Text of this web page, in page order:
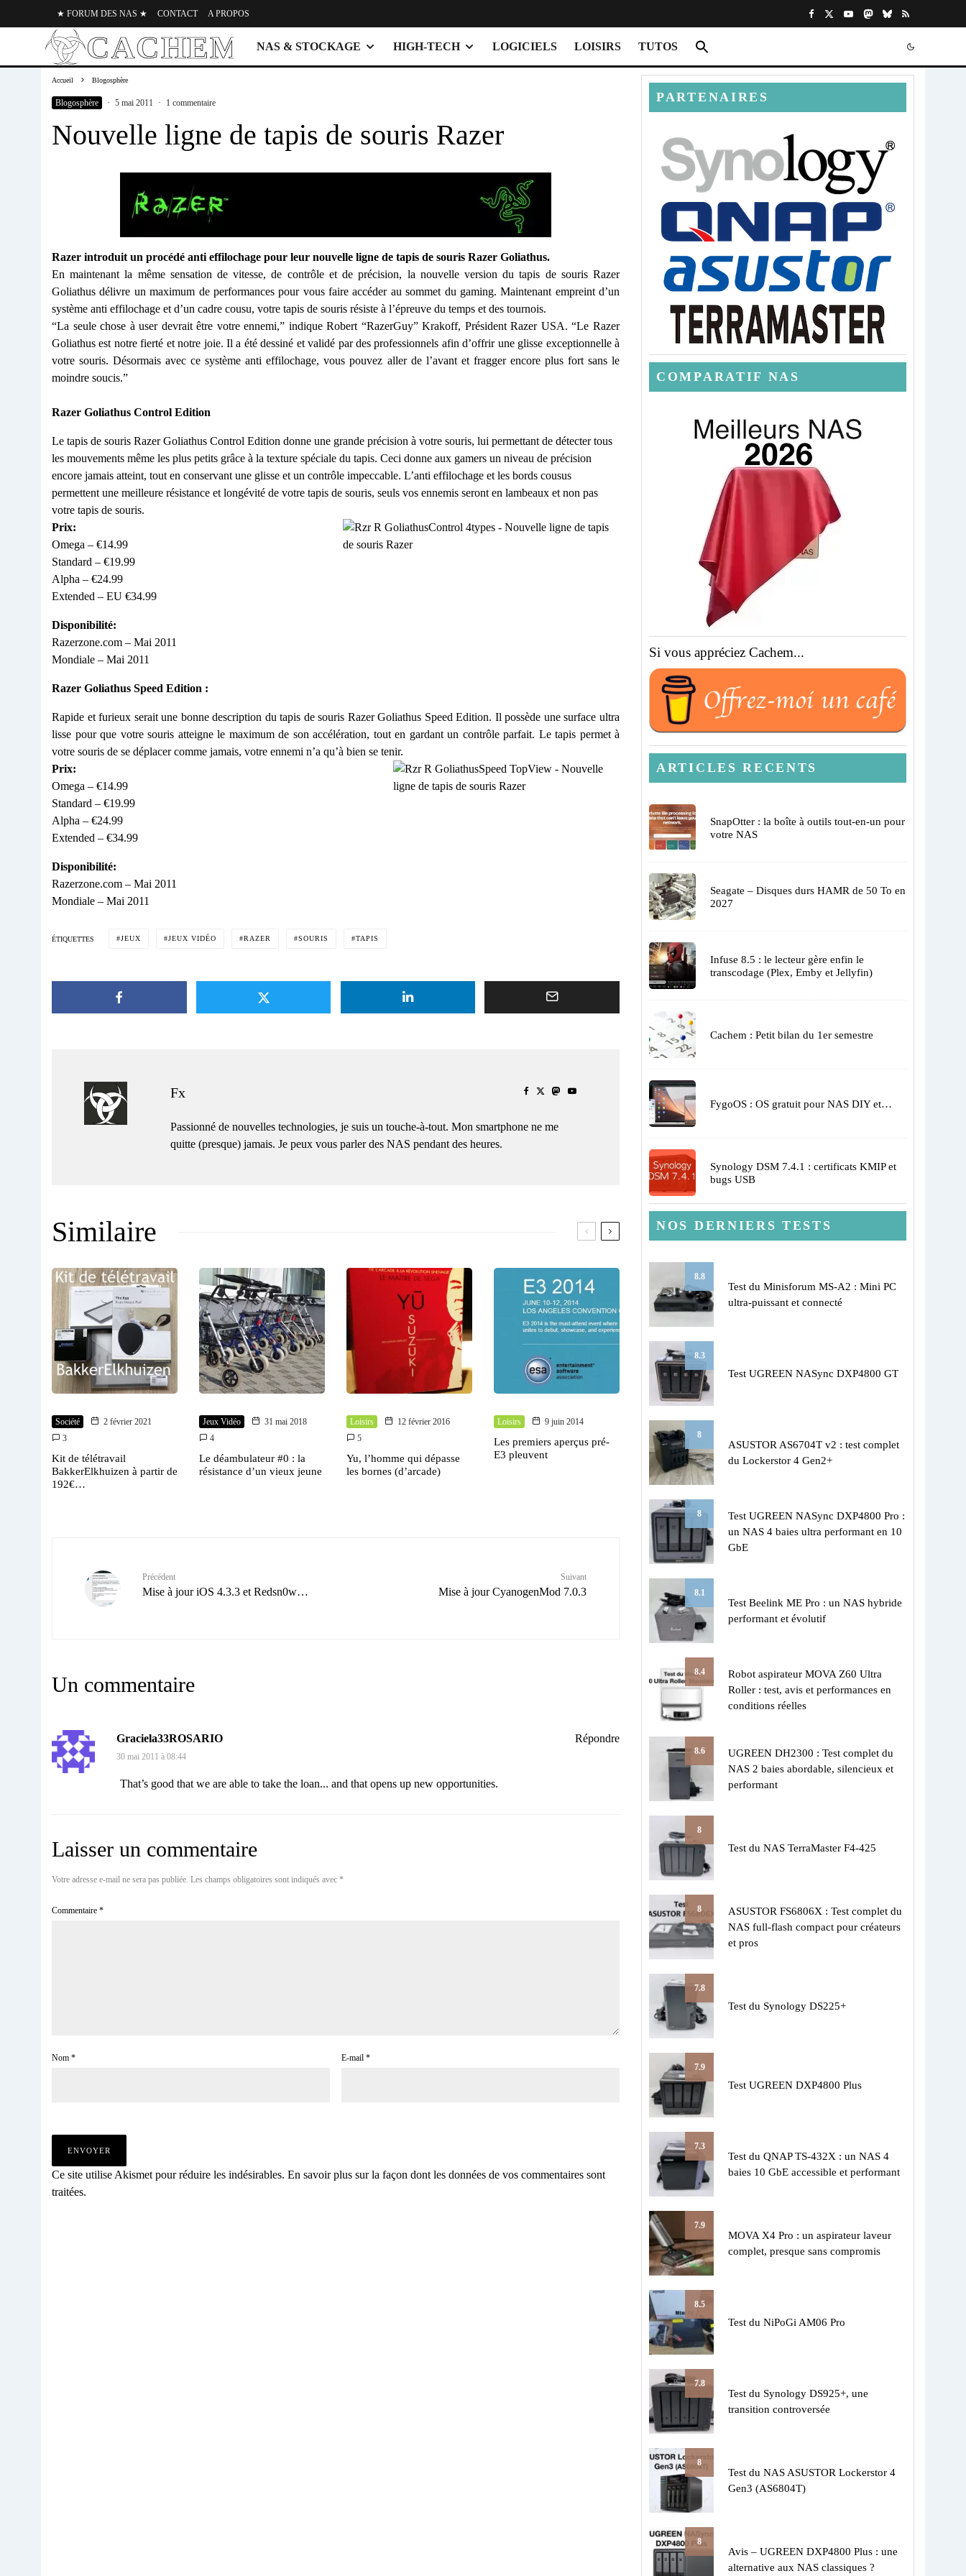
★ FORUM DES NAS ★ CONTACT A PROPOS
NAS & STOCKAGE HIGH-TECH LOGICIELS LOISIRS TUTOS
Accueil Blogosphère
Blogosphère · 5 mai 2011 · 1 commentaire
Nouvelle ligne de tapis de souris Razer
Razer introduit un procédé anti effilochage pour leur nouvelle ligne de tapis de souris Razer Goliathus.
En maintenant la même sensation de vitesse, de contrôle et de précision, la nouvelle version du tapis de souris Razer
Goliathus délivre un maximum de performances pour vous faire accéder au sommet du gaming. Maintenant empreint d’un
système anti effilochage et d’un cadre cousu, votre tapis de souris résiste à l’épreuve du temps et des tournois.
“La seule chose à user devrait être votre ennemi,” indique Robert “RazerGuy” Krakoff, Président Razer USA. “Le Razer
Goliathus est notre fierté et notre joie. Il a été dessiné et validé par des professionnels afin d’offrir une glisse exceptionnelle à
votre souris. Désormais avec ce système anti effilochage, vous pouvez aller de l’avant et fragger encore plus fort sans le
moindre soucis.”
Razer Goliathus Control Edition
Le tapis de souris Razer Goliathus Control Edition donne une grande précision à votre souris, lui permettant de détecter tous
les mouvements même les plus petits grâce à la texture spéciale du tapis. Ceci donne aux gamers un niveau de précision
encore jamais atteint, tout en conservant une glisse et un contrôle impeccable. L’anti effilochage et les bords cousus
permettent une meilleure résistance et longévité de votre tapis de souris, seuls vos ennemis seront en lambeaux et non pas
votre tapis de souris.
Prix:
Omega – €14.99
Standard – €19.99
Alpha – €24.99
Extended – EU €34.99
Disponibilité:
Razerzone.com – Mai 2011
Mondiale – Mai 2011
Razer Goliathus Speed Edition :
Rapide et furieux serait une bonne description du tapis de souris Razer Goliathus Speed Edition. Il possède une surface ultra
lisse pour que votre souris atteigne le maximum de son accélération, tout en gardant un contrôle parfait. Le tapis permet à
votre souris de se déplacer comme jamais, votre ennemi n’a qu’à bien se tenir.
Prix:
Omega – €14.99
Standard – €19.99
Alpha – €24.99
Extended – €34.99
Disponibilité:
Razerzone.com – Mai 2011
Mondiale – Mai 2011
ÉTIQUETTES JEUX JEUX VIDÉO RAZER SOURIS TAPIS
Fx
Passionné de nouvelles technologies, je suis un touche-à-tout. Mon smartphone ne me
quitte (presque) jamais. Je peux vous parler des NAS pendant des heures.
Similaire
Société
2 février 2021
3
Kit de télétravail
BakkerElkhuizen à partir de
192€…
Jeux Vidéo
31 mai 2018
4
Le déambulateur #0 : la
résistance d’un vieux jeune
Loisirs
12 février 2016
5
Yu, l’homme qui dépasse
les bornes (d’arcade)
Loisirs 9 juin 2014
Les premiers aperçus pré-
E3 pleuvent
Précédent
Mise à jour iOS 4.3.3 et Redsn0w…
Suivant
Mise à jour CyanogenMod 7.0.3
Un commentaire
Graciela33ROSARIO
30 mai 2011 à 08:44
That’s good that we are able to take the loan... and that opens up new opportunities.
Répondre
Laisser un commentaire
Votre adresse e-mail ne sera pas publiée. Les champs obligatoires sont indiqués avec *
Commentaire *
Nom * E-mail *
Ce site utilise Akismet pour réduire les indésirables. En savoir plus sur la façon dont les données de vos commentaires sont
traitées.
PARTENAIRES
COMPARATIF NAS
Si vous appréciez Cachem...
ARTICLES RECENTS
SnapOtter : la boîte à outils tout-en-un pour
votre NAS
Seagate – Disques durs HAMR de 50 To en
2027
Infuse 8.5 : le lecteur gère enfin le
transcodage (Plex, Emby et Jellyfin)
Cachem : Petit bilan du 1er semestre
FygoOS : OS gratuit pour NAS DIY et…
Synology DSM 7.4.1 : certificats KMIP et
bugs USB
NOS DERNIERS TESTS
8.8
Test du Minisforum MS-A2 : Mini PC
ultra-puissant et connecté
8.3
Test UGREEN NASync DXP4800 GT
8
ASUSTOR AS6704T v2 : test complet
du Lockerstor 4 Gen2+
8
Test UGREEN NASync DXP4800 Pro :
un NAS 4 baies ultra performant en 10
GbE
8.1
Test Beelink ME Pro : un NAS hybride
performant et évolutif
8.4
Robot aspirateur MOVA Z60 Ultra
Roller : test, avis et performances en
conditions réelles
8.6
UGREEN DH2300 : Test complet du
NAS 2 baies abordable, silencieux et
performant
8
Test du NAS TerraMaster F4-425
8
ASUSTOR FS6806X : Test complet du
NAS full-flash compact pour créateurs
et pros
7.8
Test du Synology DS225+
7.9
Test UGREEN DXP4800 Plus
7.3
Test du QNAP TS-432X : un NAS 4
baies 10 GbE accessible et performant
7.9
MOVA X4 Pro : un aspirateur laveur
complet, presque sans compromis
8.5
Test du NiPoGi AM06 Pro
7.8
Test du Synology DS925+, une
transition controversée
8
Test du NAS ASUSTOR Lockerstor 4
Gen3 (AS6804T)
8
Avis – UGREEN DXP4800 Plus : une
alternative aux NAS classiques ?